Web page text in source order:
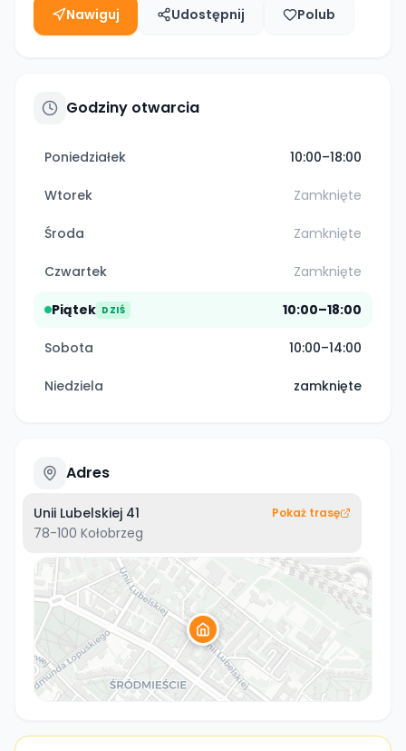
Nawiguj Udostępnij Polub
Godziny otwarcia
Poniedziałek 10:00–18:00
Wtorek Zamknięte
Środa Zamknięte
Czwartek Zamknięte
Piątek DZIŚ 10:00–18:00
Sobota 10:00–14:00
Niedziela zamknięte
Adres
Unii Lubelskiej 41
78-100 Kołobrzeg
Pokaż trasę